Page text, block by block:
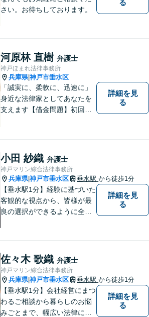
さい。お待ちしております。
る
河原林 直樹 弁護士
神戸ほまれ法律事務所
兵庫県|神戸市垂水区
「誠実に、柔軟に、迅速に」
身近な法律家としてあなたを
支えます【借金問題】初回相
続問題】生前対策から相続発
生後の手続き・トラブル対応
までワンストップで対応【オ
ンライン面談OK】
詳細を見
る
小田 紗織 弁護士
神戸マリン綜合法律事務所
兵庫県|神戸市垂水区 垂水駅 から徒歩1分
【垂水駅1分】経験に基づいた
客観的な視点から、皆様が最
良の選択ができるように全力
は数多くあります。 小さな悩
み事が大きなトラブルや事件
になってしまう前に、ご相談
ください。
詳細を見
る
佐々木 歌織 弁護士
神戸マリン綜合法律事務所
兵庫県|神戸市垂水区 垂水駅 から徒歩1分
【垂水駅1分】会社経営にまつ
わるご相談から暮らしのお悩
みごとまで、幅広い法律にま
詳細を見
る